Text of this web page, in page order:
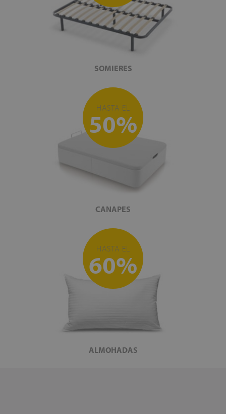
SOMIERES
HASTA EL
50%
CANAPES
HASTA EL
60%
ALMOHADAS